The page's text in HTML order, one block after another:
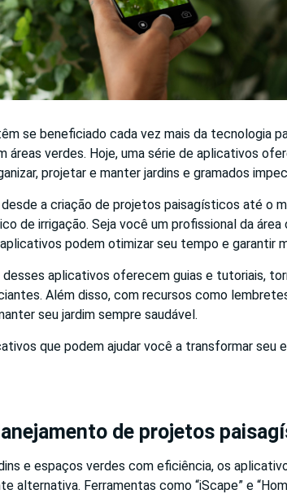
se beneficiado cada vez mais da tecnologia
áreas verdes. Hoje, uma série de aplicativos
projetar e manter jardins e gramados
a criação de projetos paisagísticos até o
de irrigação. Seja você um profissional da área
podem otimizar seu tempo e garantir
aplicativos oferecem guias e tutoriais,
Além disso, com recursos como
seu jardim sempre saudável.
que podem ajudar você a transformar seu
de projetos
e espaços verdes com eficiência, os
alternativa. Ferramentas como “iScape” e